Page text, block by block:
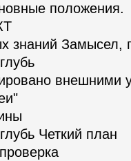
положения.
знаний Замысел,
внешними
Четкий план